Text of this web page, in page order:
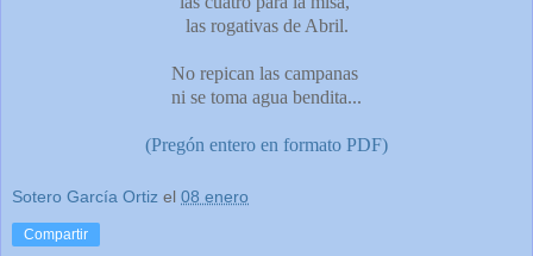
las rogativas de Abril.
No repican las campanas
ni se toma agua bendita...
(Pregón entero en formato PDF)
Sotero García Ortiz el 08 enero
Compartir